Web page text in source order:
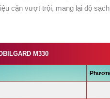
cặn vượt trội, mang lại độ
M330